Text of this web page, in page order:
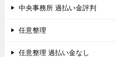
中央事務所 過払い金評判
任意整理
任意整理 過払い金なし